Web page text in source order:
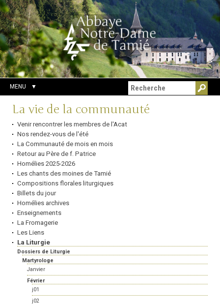
Aller
au
contenu.
|
Aller
à
la
navigation
Outils
personnels
Chercher par
Recherche
avancée…
MENU
Navigation
La vie de la communauté
Venir rencontrer les membres de l'Acat
Nos rendez-vous de l'été
La Communauté de mois en mois
Retour au Père de f. Patrice
Homélies 2025-2026
Les chants des moines de Tamié
Compositions florales liturgiques
Billets du jour
Homélies archives
Enseignements
La Fromagerie
Les Liens
La Liturgie
Dossiers de Liturgie
Martyrologe
Janvier
Février
j01
j02